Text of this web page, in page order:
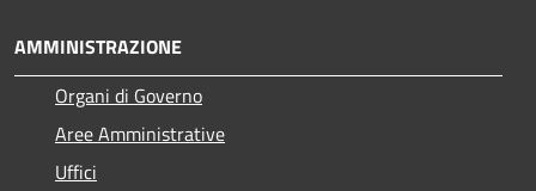
AMMINISTRAZIONE
Organi di Governo
Aree Amministrative
Uffici